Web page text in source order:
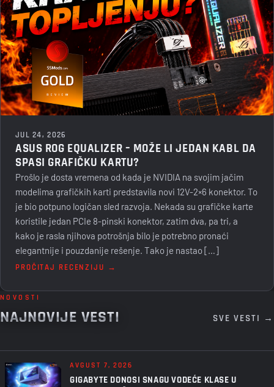
JUL 24, 2026
ASUS ROG EQUALIZER – MOŽE LI JEDAN KABL DA
SPASI GRAFIČKU KARTU?
Prošlo je dosta vremena od kada je NVIDIA na svojim jačim
modelima grafičkih karti predstavila novi 12V-2×6 konektor. To
je bio potpuno logičan sled razvoja. Nekada su grafičke karte
koristile jedan PCIe 8-pinski konektor, zatim dva, pa tri, a
kako je rasla njihova potrošnja bilo je potrebno pronaći
elegantnije i pouzdanije rešenje. Tako je nastao […]
PROČITAJ RECENZIJU →
NOVOSTI
NAJNOVIJE VESTI SVE VESTI →
AVGUST 7, 2026
GIGABYTE DONOSI SNAGU VODEĆE KLASE U